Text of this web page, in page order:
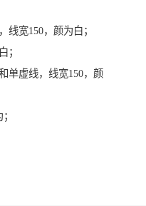
线宽150，颜为白；
；
单虚线，线宽150，颜